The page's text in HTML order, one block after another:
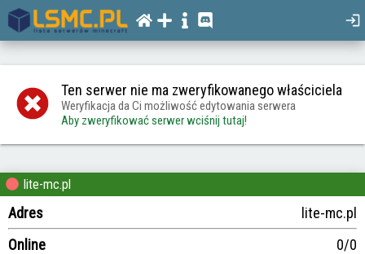
Ten serwer nie ma zweryfikowanego właściciela
Weryfikacja da Ci możliwość edytowania serwera
Aby zweryfikować serwer wciśnij tutaj!
lite-mc.pl
Adres
lite-mc.pl
Online
0/0